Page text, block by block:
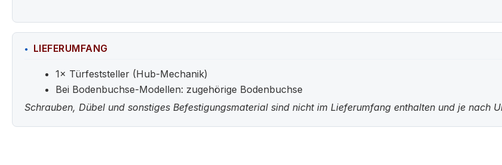
LIEFERUMFANG
1× Türfeststeller (Hub-Mechanik)
Bei Bodenbuchse-Modellen: zugehörige Bodenbuchse
Schrauben, Dübel und sonstiges Befestigungsmaterial sind nicht im Lieferumfang enthalten und je nach